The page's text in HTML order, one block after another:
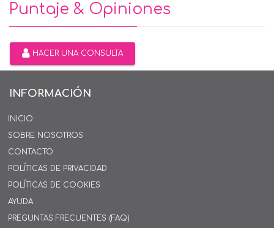
Puntaje & Opiniones
HACER UNA CONSULTA
INFORMACIÓN
INICIO
SOBRE NOSOTROS
CONTACTO
POLÍTICAS DE PRIVACIDAD
POLÍTICAS DE COOKIES
AYUDA
PREGUNTAS FRECUENTES (FAQ)